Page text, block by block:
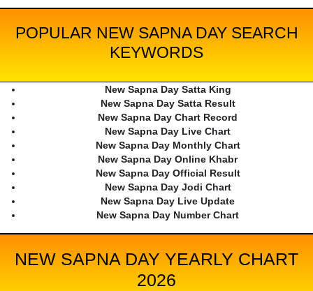
POPULAR NEW SAPNA DAY SEARCH
KEYWORDS
New Sapna Day Satta King
New Sapna Day Satta Result
New Sapna Day Chart Record
New Sapna Day Live Chart
New Sapna Day Monthly Chart
New Sapna Day Online Khabr
New Sapna Day Official Result
New Sapna Day Jodi Chart
New Sapna Day Live Update
New Sapna Day Number Chart
NEW SAPNA DAY YEARLY CHART
2026